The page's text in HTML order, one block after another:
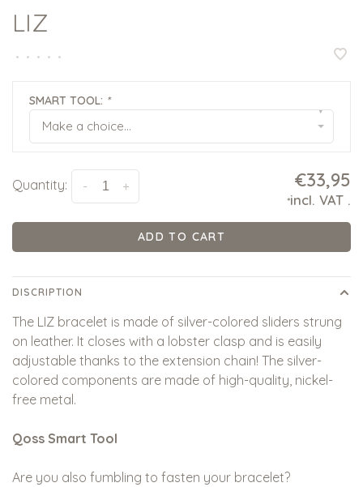
LIZ
• • • • •
SMART TOOL: *
Make a choice...
▾
Quantity: +
- €33,95
*incl. VAT .
ADD TO CART
DISCRIPTION
The LIZ bracelet is made of silver-colored sliders strung
on leather. It closes with a lobster clasp and is easily
adjustable thanks to the extension chain! The silver-
colored components are made of high-quality, nickel-
free metal.
Qoss Smart Tool
Are you also fumbling to fasten your bracelet?